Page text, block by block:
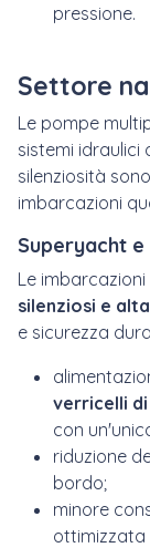
pressione.
Settore
Le pompe
sistemi idraulici
silenziosità
imbarcazioni
Superyacht
Le
silenziosi e
e sicurezza
verricelli
con
riduzione
bordo;
minore
ottimizzata